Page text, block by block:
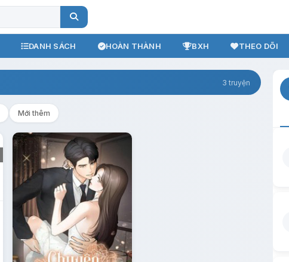
DANH SÁCH HOÀN THÀNH BXH THEO DÕI
3 truyện
Mới thêm